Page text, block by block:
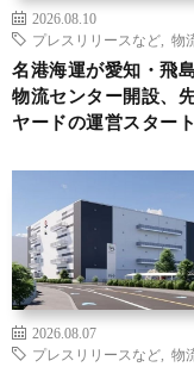
2026.08.10
プレスリリースなど
物
名港海運が愛知・飛
物流センター開設、
ヤードの運営スタート
2026.08.07
プレスリリースなど
物